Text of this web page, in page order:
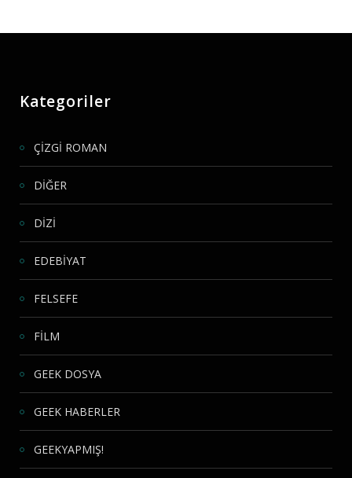
Kategoriler
ÇİZGİ ROMAN
DİĞER
DİZİ
EDEBİYAT
FELSEFE
FİLM
GEEK DOSYA
GEEK HABERLER
GEEKYAPMIŞ!